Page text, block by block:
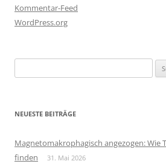
Kommentar-Feed
WordPress.org
nach:
NEUESTE BEITRÄGE
Magnetomakrophagisch angezogen: Wie
finden
31. Mai 2026